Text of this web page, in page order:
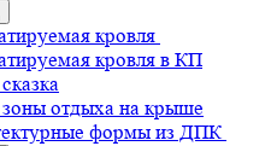
кровля
кровля в КП
отдыха на крыше
формы из ДПК